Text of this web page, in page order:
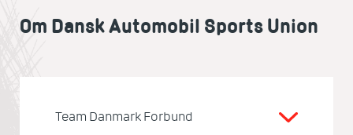
Om Dansk Automobil Sports Union
Team Danmark Forbund